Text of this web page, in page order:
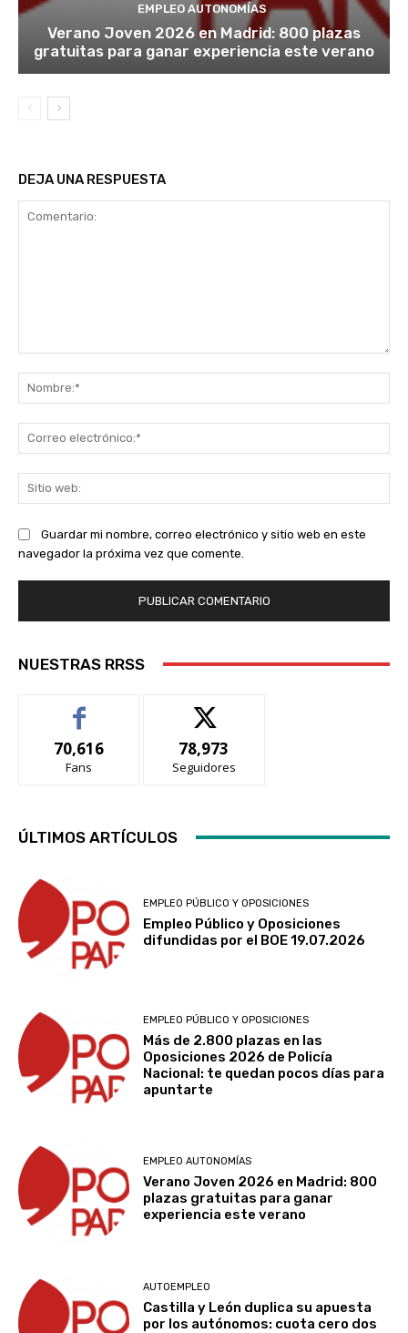
EMPLEO AUTONOMÍAS
Verano Joven 2026 en Madrid: 800 plazas
gratuitas para ganar experiencia este verano
DEJA UNA RESPUESTA
Guardar mi nombre, correo electrónico y sitio web en este
navegador la próxima vez que comente.
NUESTRAS RRSS
70,616
Fans
78,973
Seguidores
ÚLTIMOS ARTÍCULOS
EMPLEO PÚBLICO Y OPOSICIONES
Empleo Público y Oposiciones
difundidas por el BOE 19.07.2026
EMPLEO PÚBLICO Y OPOSICIONES
Más de 2.800 plazas en las
Oposiciones 2026 de Policía
Nacional: te quedan pocos días para
apuntarte
EMPLEO AUTONOMÍAS
Verano Joven 2026 en Madrid: 800
plazas gratuitas para ganar
experiencia este verano
AUTOEMPLEO
Castilla y León duplica su apuesta
por los autónomos: cuota cero dos